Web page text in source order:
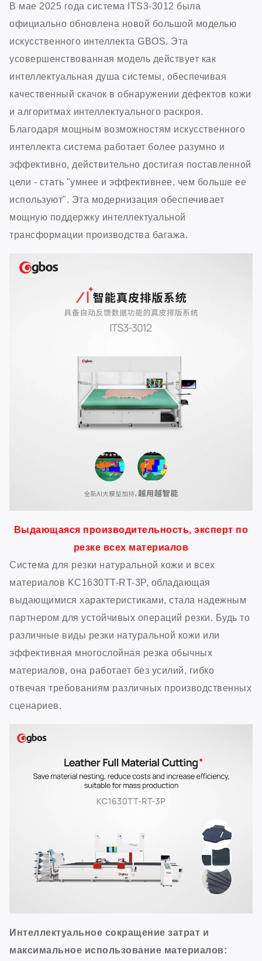
В мае 2025 года система ITS3-3012 была
официально обновлена новой большой моделью
искусственного интеллекта GBOS. Эта
усовершенствованная модель действует как
интеллектуальная душа системы, обеспечивая
качественный скачок в обнаружении дефектов кожи
и алгоритмах интеллектуального раскроя.
Благодаря мощным возможностям искусственного
интеллекта система работает более разумно и
эффективно, действительно достигая поставленной
цели - стать "умнее и эффективнее, чем больше ее
используют". Эта модернизация обеспечивает
мощную поддержку интеллектуальной
трансформации производства багажа.
Выдающаяся производительность, эксперт по
резке всех материалов
Система для резки натуральной кожи и всех
материалов KC1630TT-RT-3P, обладающая
выдающимися характеристиками, стала надежным
партнером для устойчивых операций резки. Будь то
различные виды резки натуральной кожи или
эффективная многослойная резка обычных
материалов, она работает без усилий, гибко
отвечая требованиям различных производственных
сценариев.
Интеллектуальное сокращение затрат и
максимальное использование материалов: